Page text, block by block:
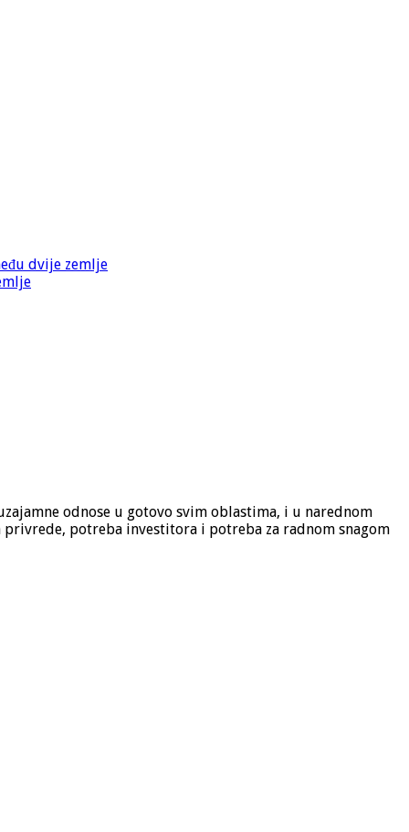
dvije zemlje
odnose u gotovo svim oblastima, i u narednom
potreba investitora i potreba za radnom snagom